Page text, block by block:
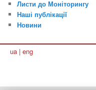
Листи до Моніторингу
Наші публікації
Новини
ua | eng